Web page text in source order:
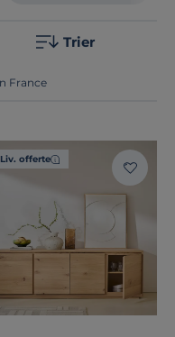
? Ils sont tous
Trier
France
Liv. offerte